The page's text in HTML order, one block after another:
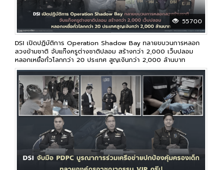
55700
DSI เปิดปฏิบัติการ Operation Shadow Bay ทลายขบวนการหลอก
ลวงข้ามชาติ จับแก๊งครูต่างชาติปลอม สร้างกว่า 2,000 เว็บปลอม
หลอกเหยื่อทั่วโลกกว่า 20 ประเทศ สูญเงินกว่า 2,000 ล้านบาท